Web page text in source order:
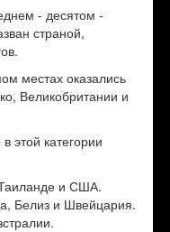
- десятом -
страной,
местах оказались
Великобритании и
этой категории
Таиланде и США.
Белиз и Швейцария.